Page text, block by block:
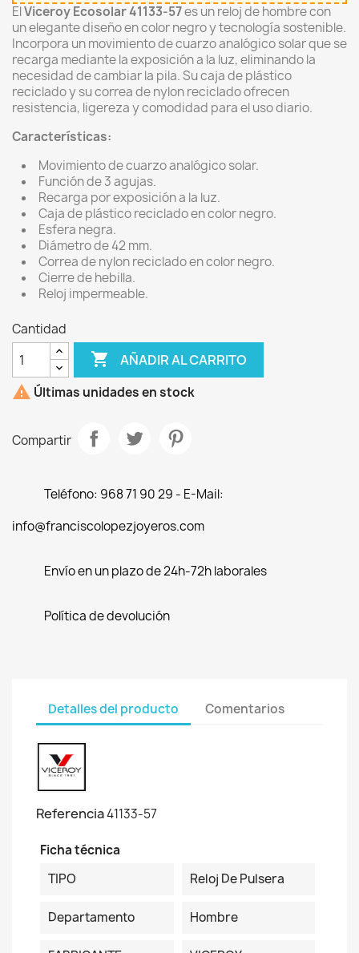
ElViceroy Ecosolar 41133-57es un reloj de hombre con
un elegante diseño en color negro y tecnología sostenible.
Incorpora un movimiento de cuarzo analógico solar que se
recarga mediante la exposición a la luz, eliminando la
necesidad de cambiar la pila. Su caja de plástico
reciclado y su correa de nylon reciclado ofrecen
resistencia, ligereza y comodidad para el uso diario.
Características:
Movimiento de cuarzo analógico solar.
Función de 3 agujas.
Recarga por exposición a la luz.
Caja de plástico reciclado en color negro.
Esfera negra.
Diámetro de 42 mm.
Correa de nylon reciclado en color negro.
Cierre de hebilla.
Reloj impermeable.
Cantidad
 AÑADIR AL CARRITO
 Últimas unidades en stock
Compartir
Teléfono: 968 71 90 29 - E-Mail:
info@franciscolopezjoyeros.com
Envío en un plazo de 24h-72h laborales
Política de devolución
Detalles del producto Comentarios
Referencia41133-57
Ficha técnica
TIPO
Reloj De Pulsera
Departamento Hombre